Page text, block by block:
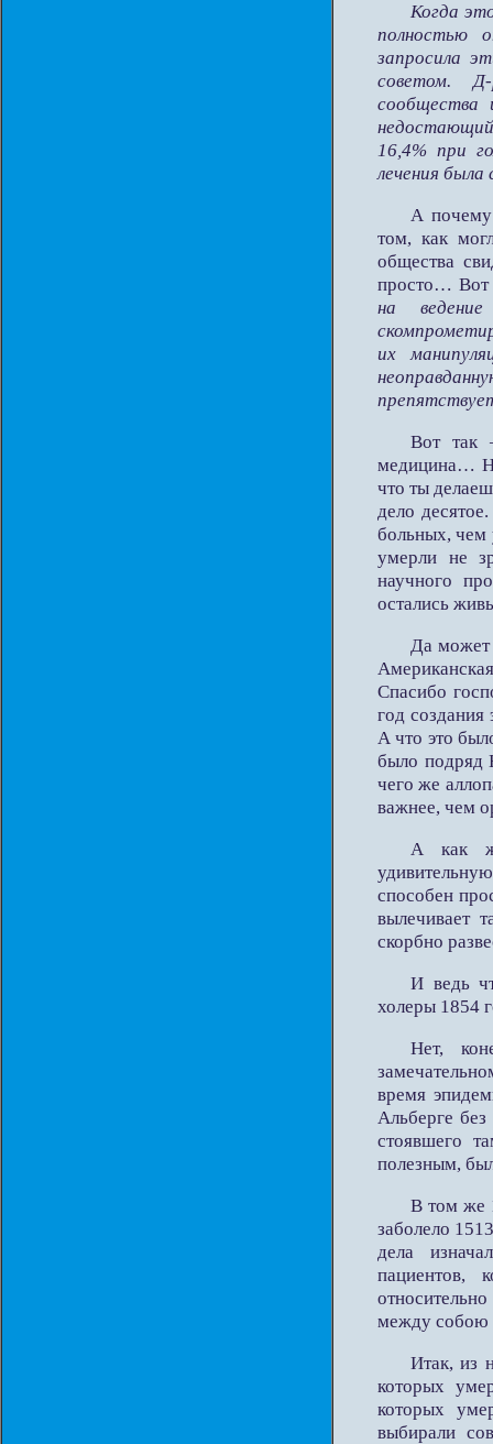
Когда
полностью
запросила
советом.
сообщества
недостающий
16,4% при
лечения
А почему
том, как
общества
просто… Вот
на
их
Вот так
медицина…
что ты
дело
больных, чем
умерли не
научного
остались
Да может
Спасибо
год
А что это
было подряд
чего же
важнее, чем
А как
способен
вылечивает
скорбно
И ведь
холеры 1854
Нет,
время
Альберге
стоявшего
полезным,
В том же
заболело
дела
пациентов,
между собою
Итак, из
которых
которых
выбирали